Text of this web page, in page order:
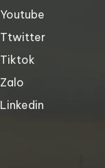
Youtube
Ttwitter
Tiktok
Zalo
Linkedin